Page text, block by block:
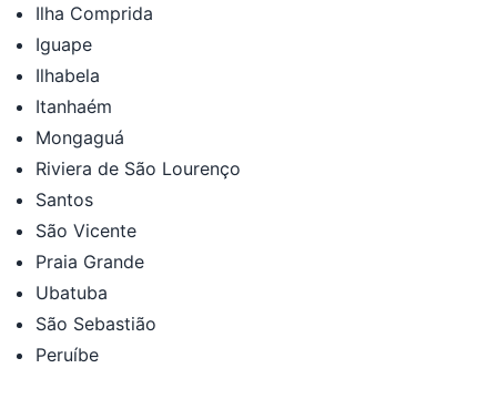
Ilha Comprida
Iguape
Ilhabela
Itanhaém
Mongaguá
Riviera de São Lourenço
Santos
São Vicente
Praia Grande
Ubatuba
São Sebastião
Peruíbe